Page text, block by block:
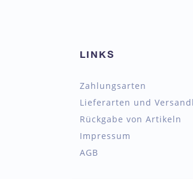
LINKS
Zahlungsarten
Lieferarten und
Rückgabe von Artikeln
Impressum
AGB